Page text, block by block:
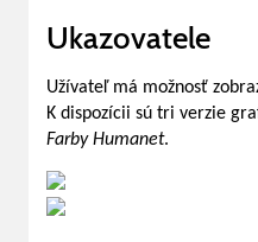
Ukazovatele
Užívateľ má možnosť
K dispozícii sú tri verzie
Farby Humanet.